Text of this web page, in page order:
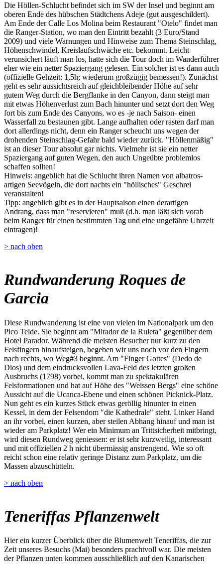
Die Höllen-Schlucht befindet sich im SW der Insel und beginnt am
oberen Ende des hübschen Städtchens Adeje (gut ausgeschildert).
Am Ende der Calle Los Molina beim Restaurant "Otelo" findet man
die Ranger-Station, wo man den Eintritt bezahlt (3 Euro/Stand
2009) und viele Warnungen und Hinweise zum Thema Steinschlag,
Höhenschwindel, Kreislaufschwäche etc. bekommt. Leicht
verunsichert läuft man los, hatte sich die Tour doch im Wanderführer
eher wie ein netter Spaziergang gelesen. Ein solcher ist es dann auch
(offizielle Gehzeit: 1,5h; wiederum großzügig bemessen!). Zunächst
geht es sehr aussichtsreich auf gleichbleibender Höhe auf sehr
gutem Weg durch die Bergflanke in den Canyon, dann steigt man
mit etwas Höhenverlust zum Bach hinunter und setzt dort den Weg
fort bis zum Ende des Canyons, wo es -je nach Saison- einen
Wasserfall zu bestaunen gibt. Lange aufhalten oder rasten darf man
dort allerdings nicht, denn ein Ranger scheucht uns wegen der
drohenden Steinschlag-Gefahr bald wieder zurück. "Höllenmäßig"
ist an dieser Tour absolut gar nichts. Vielmehr ist sie ein netter
Spaziergang auf guten Wegen, den auch Ungeübte problemlos
schaffen sollten!
Hinweis: angeblich hat die Schlucht ihren Namen von albatros-
artigen Seevögeln, die dort nachts ein "höllisches" Geschrei
veranstalten!
Tipp: angeblich gibt es in der Hauptsaison einen derartigen
Andrang, dass man "reservieren" muß (d.h. man läßt sich vorab
beim Ranger für einen bestimmten Tag und eine ungefähre Uhrzeit
eintragen)!
> nach oben
Rundwanderung Roques de
Garcia
Diese Rundwanderung ist eine von vielen im Nationalpark um den
Pico Teide. Sie beginnt am "Mirador de la Ruleta" gegenüber dem
Hotel Parador. Während die meisten Besucher nur kurz zu den
Felsfingern hinaufsteigen, begeben wir uns noch vor den Fingern
nach rechts, wo Weg#3 beginnt. Am "Finger Gottes" (Dedo de
Dios) und dem eindrucksvollen Lava-Feld des letzten großen
Ausbruchs (1798) vorbei, kommt man zu spektakulären
Felsformationen und hat auf Höhe des "Weissen Bergs" eine schöne
Aussicht auf die Ucanca-Ebene und einen schönen Picknick-Platz.
Nun geht es ein kurzes Stück etwas geröllig hinunter in einen
Kessel, in dem der Felsendom "die Kathedrale" steht. Linker Hand
an ihr vorbei, einen kurzen, aber steilen Abhang hinauf und man ist
wieder am Parkplatz! Wer ein Minimum an Trittsicherheit mitbringt,
wird diesen Rundweg geniessen: er ist sehr kurzweilig, interessant
und mit offiziellen 2 h nicht übermässig anstrengend. Wie so oft
reicht schon eine relativ geringe Distanz zum Parkplatz, um die
Massen abzuschütteln.
> nach oben
Teneriffas Pflanzenwelt
Hier ein kurzer Überblick über die Blumenwelt Teneriffas, die zur
Zeit unseres Besuchs (Mai) besonders prachtvoll war. Die meisten
der Pflanzen unten kommen ausschließlich auf den Kanarischen